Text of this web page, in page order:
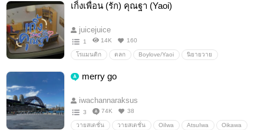
ดราม่า ตลก
เกิ้งเพื่อน (รัก) คุณฐา (Yaoi)
juicejuice
1 14K 160
โรแมนติก ตลก Boylove/Yaoi นิยายวาย
พระเอกสวย
merry go
iwachannaraksus
3 74K 38
วายสเตชั่น วายสเตชั่น OiIwa AtsuIwa Oikawa